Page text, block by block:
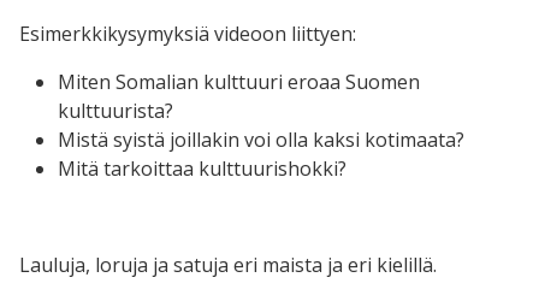
Esimerkkikysymyksiä videoon liittyen:
Miten Somalian kulttuuri eroaa Suomen
kulttuurista?
Mistä syistä joillakin voi olla kaksi kotimaata?
Mitä tarkoittaa kulttuurishokki?
Lauluja, loruja ja satuja eri maista ja eri kielillä.